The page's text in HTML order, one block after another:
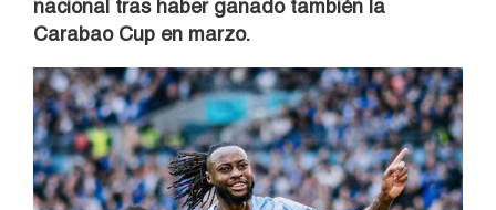
nacional tras haber ganado también la
Carabao Cup en marzo.